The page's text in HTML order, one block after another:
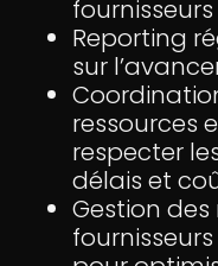
Reporting
sur
ressources
respecter
délais et
Gestion